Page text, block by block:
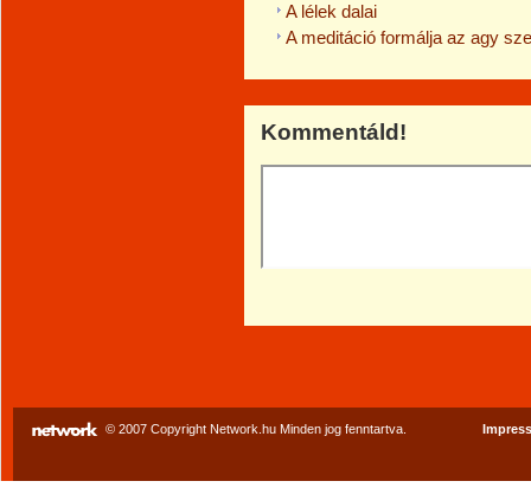
A lélek dalai
A meditáció formálja az agy
Kommentáld!
© 2007 Copyright Network.hu Minden jog fenntartva.